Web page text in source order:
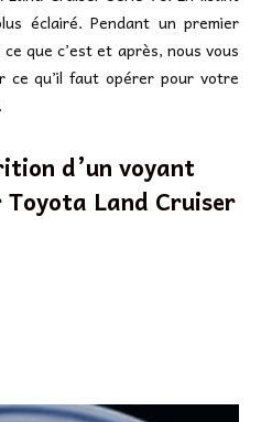
éclairé. Pendant un premier
que c’est et après, nous vous
ce qu’il faut opérer pour votre
d’un voyant
Land Cruiser